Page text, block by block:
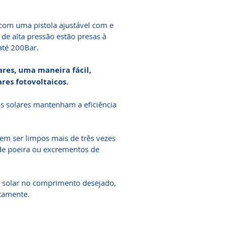
uma pistola ajustável com e
alta pressão estão presas à
200Bar.
uma maneira fácil,
fotovoltaicos.
solares mantenham a eficiência
ser limpos mais de três vezes
poeira ou excrementos de
no comprimento desejado,